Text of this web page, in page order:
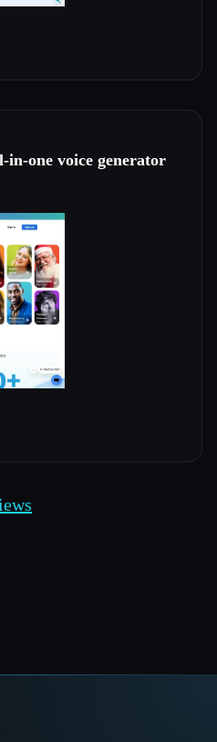
one voice generator